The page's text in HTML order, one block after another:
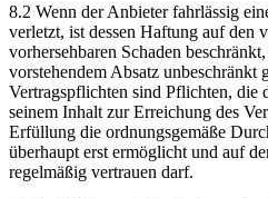
8.2 Wenn der Anbieter fahrlässig
verletzt, ist dessen Haftung auf den
vorhersehbaren Schaden
vorstehendem Absatz unbeschränkt
Vertragspflichten sind Pflichten, die
seinem Inhalt zur Erreichung des
Erfüllung die ordnungsgemäße
überhaupt erst ermöglicht und auf
regelmäßig vertrauen darf.